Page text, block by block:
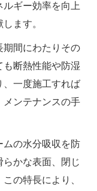
ルギー効率を向上
ます。
期間にわたりその
断熱性能や防湿
、一度施工すれば
メンテナンスの手
ムの水分吸収を防
らかな表面、閉じ
の特長により、